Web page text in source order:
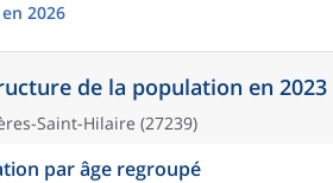
2026
de la population en 2023
Saint-Hilaire (27239)
par âge regroupé